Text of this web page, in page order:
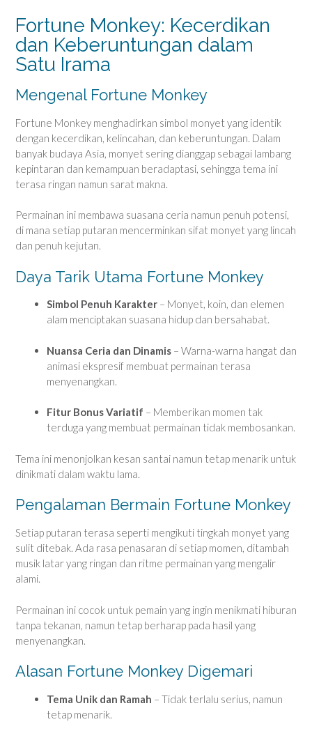
Fortune Monkey: Kecerdikan
dan Keberuntungan dalam
Satu Irama
Mengenal Fortune Monkey
Fortune Monkey menghadirkan simbol monyet yang identik
dengan kecerdikan, kelincahan, dan keberuntungan. Dalam
banyak budaya Asia, monyet sering dianggap sebagai lambang
kepintaran dan kemampuan beradaptasi, sehingga tema ini
terasa ringan namun sarat makna.
Permainan ini membawa suasana ceria namun penuh potensi,
di mana setiap putaran mencerminkan sifat monyet yang lincah
dan penuh kejutan.
Daya Tarik Utama Fortune Monkey
Simbol Penuh Karakter – Monyet, koin, dan elemen
alam menciptakan suasana hidup dan bersahabat.
Nuansa Ceria dan Dinamis – Warna-warna hangat dan
animasi ekspresif membuat permainan terasa
menyenangkan.
Fitur Bonus Variatif – Memberikan momen tak
terduga yang membuat permainan tidak membosankan.
Tema ini menonjolkan kesan santai namun tetap menarik untuk
dinikmati dalam waktu lama.
Pengalaman Bermain Fortune Monkey
Setiap putaran terasa seperti mengikuti tingkah monyet yang
sulit ditebak. Ada rasa penasaran di setiap momen, ditambah
musik latar yang ringan dan ritme permainan yang mengalir
alami.
Permainan ini cocok untuk pemain yang ingin menikmati hiburan
tanpa tekanan, namun tetap berharap pada hasil yang
menyenangkan.
Alasan Fortune Monkey Digemari
Tema Unik dan Ramah – Tidak terlalu serius, namun
tetap menarik.